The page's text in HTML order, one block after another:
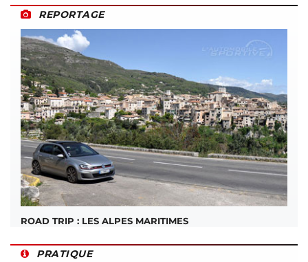
REPORTAGE
ROAD TRIP : LES ALPES MARITIMES
PRATIQUE